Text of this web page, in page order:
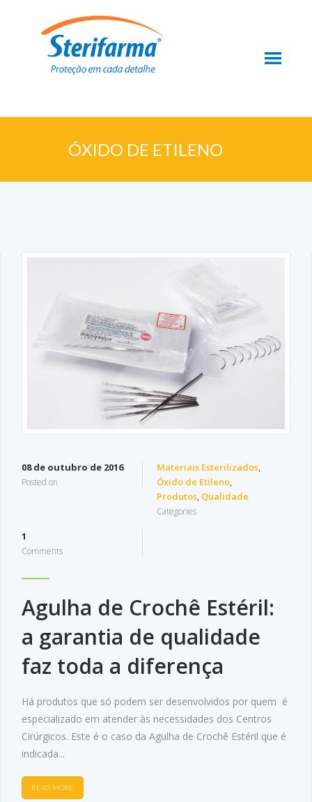
ÓXIDO DE ETILENO
08 de outubro de 2016
Posted on
Materiais Esterilizados,
Óxido de Etileno,
Produtos, Qualidade
Categories
1
Comments
Agulha de Crochê Estéril:
a garantia de qualidade
faz toda a diferença
Há produtos que só podem ser desenvolvidos por quem é
especializado em atender às necessidades dos Centros
Cirúrgicos. Este é o caso da Agulha de Crochê Estéril que é
indicada...
READ MORE